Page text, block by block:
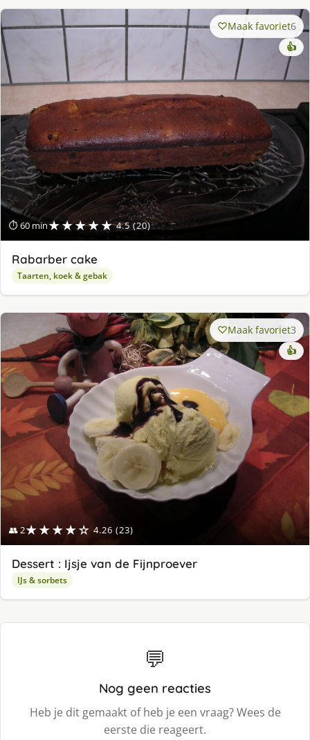
⏱ 60 min★★★★★ 4.5 (20)
Maak favoriet6
👍
Rabarber cake
Taarten, koek & gebak
👥 2★★★★☆ 4.26 (23)
Maak favoriet3
👍
Dessert : Ijsje van de Fijnproever
IJs & sorbets
💬
Nog geen reacties
Heb je dit gemaakt of heb je een vraag? Wees de
eerste die reageert.